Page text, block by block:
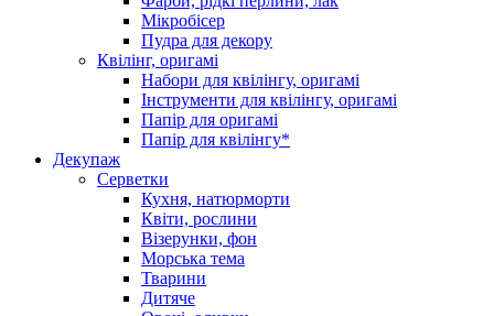
Мікробісер
Пудра для декору
Квілінг, оригамі
Набори для квілінгу, оригамі
Інструменти для квілінгу, оригамі
Папір для оригамі
Папір для квілінгу*
Декупаж
Серветки
Кухня, натюрморти
Квіти, рослини
Візерунки, фон
Морська тема
Тварини
Дитяче